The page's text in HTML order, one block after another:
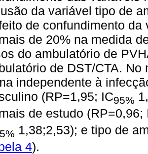
da variável tipo de
de confundimento
de 20% na medida
do ambulatório de
de DST/CTA.
independente à
(RP=1,95; IC95%
de estudo (RP=0,96;
1,38;2,53); e tipo de
4).